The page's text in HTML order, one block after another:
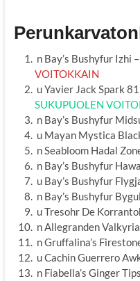
n Bay’s Bushyfur Izhi
VOITOKKAIN
u Yavier Jack Spark
SUKUPUOLEN
n Bay’s Bushyfur
u Mayan Mystica
n Seabloom Hadal
n Bay’s Bushyfur
u Bay’s Bushyfur
n Bay’s Bushyfur
u Tresohr De
n Allegranden
n Gruffalina’s
u Cachin Guerrero
n Fiabella’s Ginger